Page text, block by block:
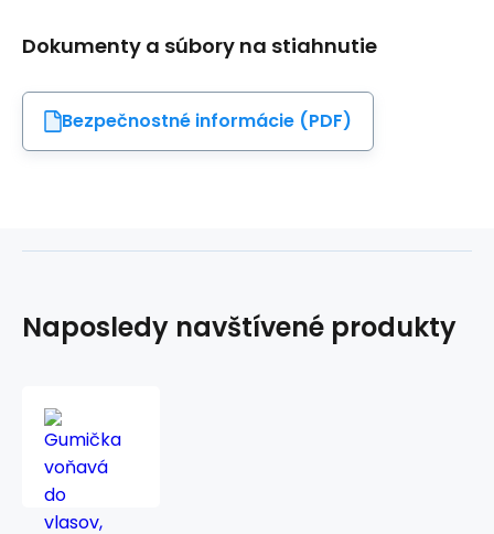
Dokumenty a súbory na stiahnutie
Bezpečnostné informácie (PDF)
Naposledy navštívené produkty